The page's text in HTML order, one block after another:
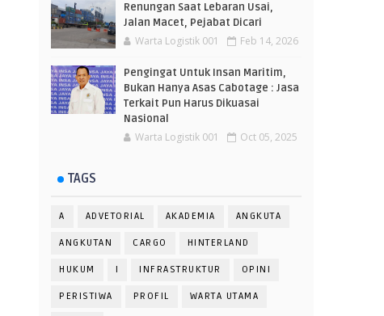
Renungan Saat Lebaran Usai,
Jalan Macet, Pejabat Dicari
Warta Logistik 001 Feb 14, 2026
Pengingat Untuk Insan Maritim,
Bukan Hanya Asas Cabotage : Jasa
Terkait Pun Harus Dikuasai
Nasional
Warta Logistik 001 Oct 05, 2025
TAGS
A ADVETORIAL AKADEMIA ANGKUTA
ANGKUTAN CARGO HINTERLAND
HUKUM I INFRASTRUKTUR OPINI
PERISTIWA PROFIL WARTA UTAMA